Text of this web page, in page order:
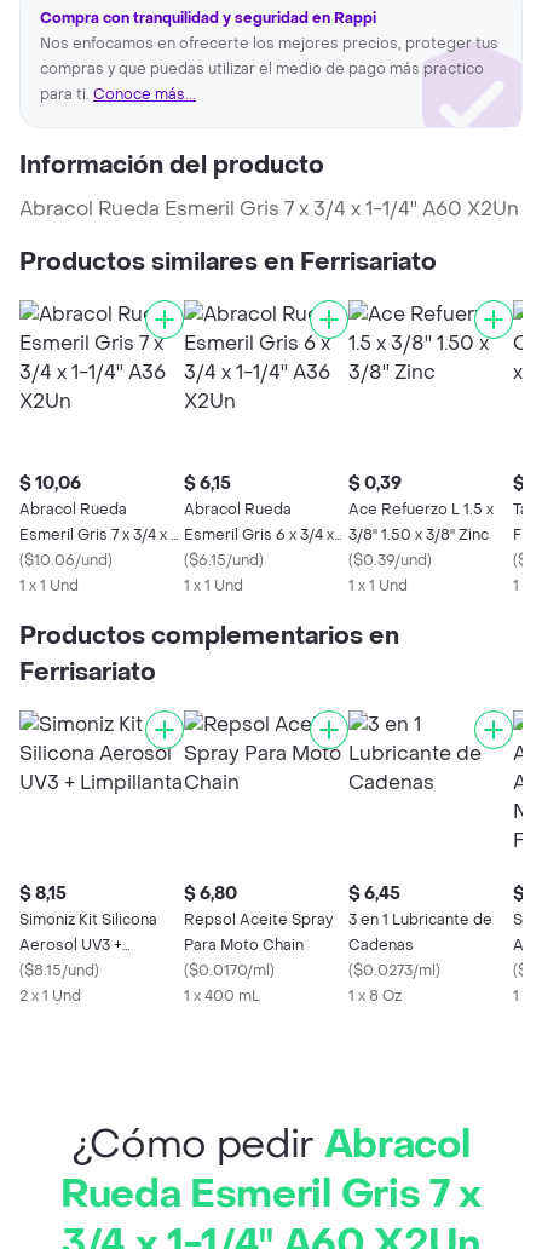
Compra con tranquilidad y seguridad en Rappi
Nos enfocamos en ofrecerte los mejores precios, proteger tus
compras y que puedas utilizar el medio de pago más practico
para ti. Conoce más...
Información del producto
Abracol Rueda Esmeril Gris 7 x 3/4 x 1-1/4'' A60 X2Un
Productos similares en Ferrisariato
$ 10,06
Abracol Rueda
Esmeril Gris 7 x 3/4 x 1-
1/4'' A36 X2Un
($10.06/und)
1 x 1 Und
$ 6,15
Abracol Rueda
Esmeril Gris 6 x 3/4 x
1-1/4'' A36 X2Un
($6.15/und)
1 x 1 Und
$ 0,39
Ace Refuerzo L 1.5 x
3/8'' 1.50 x 3/8'' Zinc
($0.39/und)
1 x 1 Und
$
(
1 x
Productos complementarios en
Ferrisariato
$ 8,15
Simoniz Kit Silicona
Aerosol UV3 +
Limpillanta
($8.15/und)
2 x 1 Und
$ 6,80
Repsol Aceite Spray
Para Moto Chain
($0.0170/ml)
1 x 400 mL
$ 6,45
3 en 1 Lubricante de
Cadenas
($0.0273/ml)
1 x 8 Oz
$
(
1 x
¿Cómo pedir Abracol
Rueda Esmeril Gris 7 x